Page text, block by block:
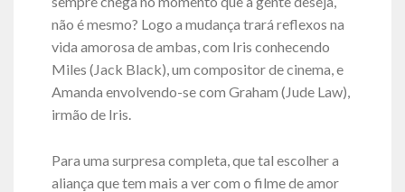
não é mesmo? Logo a mudança trará reflexos na
vida amorosa de ambas, com Iris conhecendo
Miles (Jack Black), um compositor de cinema, e
Amanda envolvendo-se com Graham (Jude Law),
irmão de Iris.
Para uma surpresa completa, que tal escolher a
aliança que tem mais a ver com o filme de amor